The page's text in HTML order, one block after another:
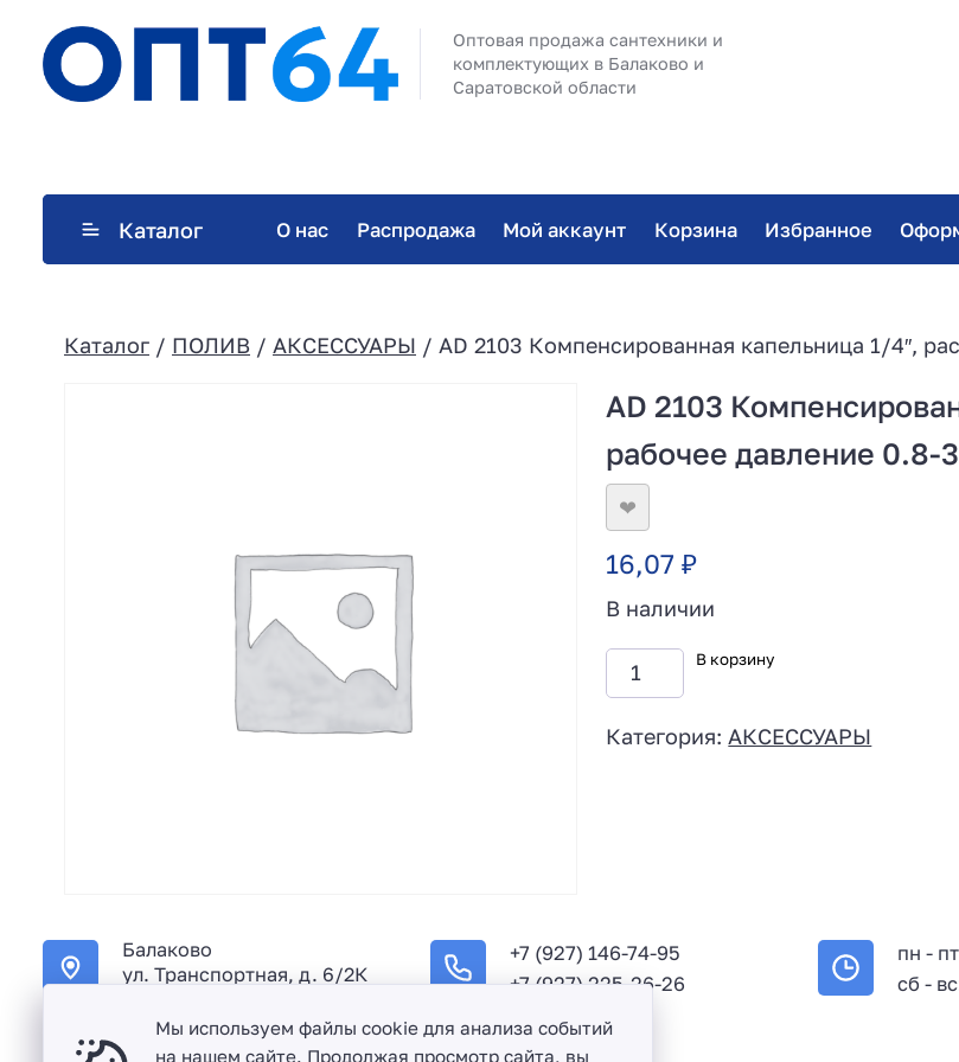
Оптовая продажа сантехники и
комплектующих в Балаково и
Саратовской области
Каталог О нас Распродажа Мой аккаунт Корзина Избранное
Каталог / ПОЛИВ / АКСЕССУАРЫ / AD 2103 Компенсированная капельница 1/4″,
AD 2103
рабочее давление 0.8-
❤
16,07₽
В наличии
В корзину
Категория: АКСЕССУАРЫ
Балаково
ул. Транспортная, д. 6/2К
+7 (927) 146-74-95
+7 (927) 225-26-26
пн -
сб -
Мы используем файлы cookie для анализа событий
на нашем сайте. Продолжая просмотр сайта, вы